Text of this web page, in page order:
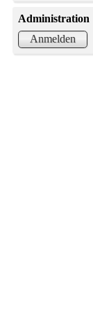
Administration
Anmelden